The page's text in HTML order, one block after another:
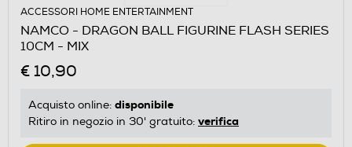
ACCESSORI HOME ENTERTAINMENT
NAMCO - DRAGON BALL FIGURINE FLASH SERIES
10CM - MIX
€ 10,90
Acquisto online: disponibile
Ritiro in negozio in 30' gratuito: verifica